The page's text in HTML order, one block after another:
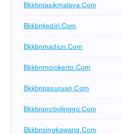
Bkkbntasikmalaya.com
Bkkbnkediri.com
Bkkbnmadiun.com
Bkkbnmojokerto.com
Bkkbnpasuruan.com
Bkkbnprobolinggo.com
Bkkbnsingkawang.com